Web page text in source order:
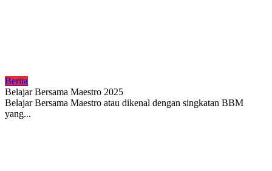
Berita
Belajar Bersama Maestro 2025
Belajar Bersama Maestro atau dikenal dengan singkatan BBM
yang...